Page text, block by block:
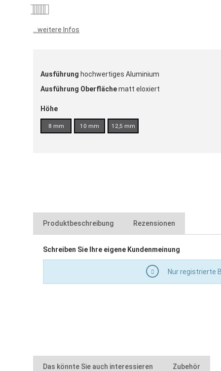
...weitere Infos
Höhe
8 mm 10 mm 12,5 mm
Ausführung hochwertiges Aluminium
Ausführung Oberflächematt eloxiert
Produktbeschreibung
für Trio Dreiecksprofil Aluminium
hochwertiges Aluminium
Staffelpreis bei sortenreiner Abnahme
Rezensionen
Schreiben Sie Ihre eigene Kundenmeinung
Nur registrierte
Das könnte Sie auch interessieren Zubehör